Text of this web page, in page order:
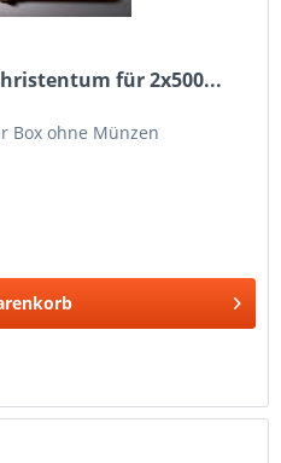
für 2x500...
Box ohne Münzen